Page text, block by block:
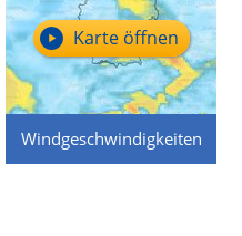
Windgeschwindigkeiten
Karte öffnen